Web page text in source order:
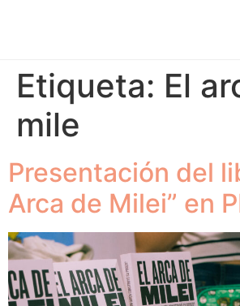
Etiqueta: El
mile
Presentación del
Arca de Milei” en